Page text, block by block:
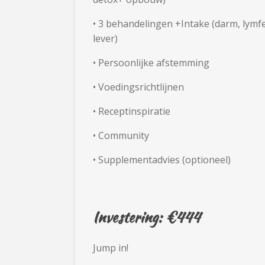
• 3 behandelingen +Intake (darm,
lever)
• Persoonlijke afstemming
• Voedingsrichtlijnen
• Receptinspiratie
• Community
• Supplementadvies (optioneel)
Investering: €444
Jump in!